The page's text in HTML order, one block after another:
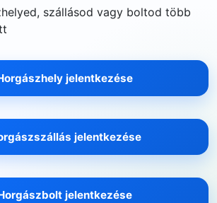
szállásod vagy boltod több
jelentkezése
jelentkezése
jelentkezése